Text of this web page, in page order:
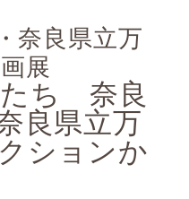
奈良県立万
展
ち 奈良
良県立万
ションか